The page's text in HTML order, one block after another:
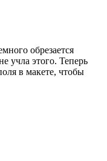
обрезается
учла этого. Теперь
в макете, чтобы